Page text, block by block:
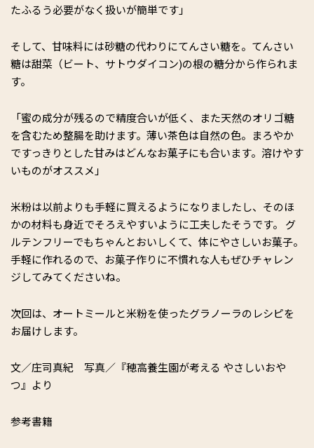
たふるう必要がなく扱いが簡単です」
そして、甘味料には砂糖の代わりにてんさい糖を。てんさい
糖は甜菜（ビート、サトウダイコン)の根の糖分から作られま
す。
「蜜の成分が残るので精度合いが低く、また天然のオリゴ糖
を含むため整腸を助けます。薄い茶色は自然の色。まろやか
ですっきりとした甘みはどんなお菓子にも合います。溶けやす
いものがオススメ」
米粉は以前よりも手軽に買えるようになりましたし、そのほ
かの材料も身近でそろえやすいように工夫したそうです。 グ
ルテンフリーでもちゃんとおいしくて、体にやさしいお菓子。
手軽に作れるので、お菓子作りに不慣れな人もぜひチャレン
ジしてみてくださいね。
次回は、オートミールと米粉を使ったグラノーラのレシピを
お届けします。
文／庄司真紀 写真／『穂高養生園が考える やさしいおや
つ』より
参考書籍